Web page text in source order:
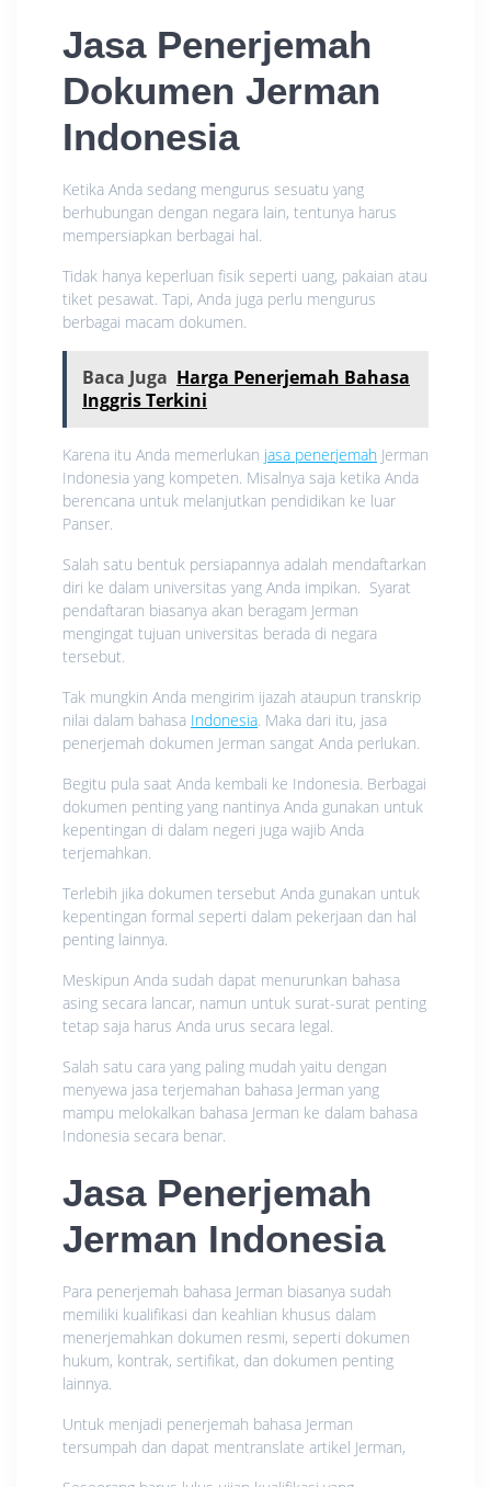
Jasa Penerjemah
Dokumen Jerman
Indonesia
Ketika Anda sedang mengurus sesuatu yang
berhubungan dengan negara lain, tentunya harus
mempersiapkan berbagai hal.
Tidak hanya keperluan fisik seperti uang, pakaian atau
tiket pesawat. Tapi, Anda juga perlu mengurus
berbagai macam dokumen.
Baca Juga Harga Penerjemah Bahasa
Inggris Terkini
Karena itu Anda memerlukan jasa penerjemah Jerman
Indonesia yang kompeten. Misalnya saja ketika Anda
berencana untuk melanjutkan pendidikan ke luar
Panser.
Salah satu bentuk persiapannya adalah mendaftarkan
diri ke dalam universitas yang Anda impikan. Syarat
pendaftaran biasanya akan beragam Jerman
mengingat tujuan universitas berada di negara
tersebut.
Tak mungkin Anda mengirim ijazah ataupun transkrip
nilai dalam bahasa Indonesia. Maka dari itu, jasa
penerjemah dokumen Jerman sangat Anda perlukan.
Begitu pula saat Anda kembali ke Indonesia. Berbagai
dokumen penting yang nantinya Anda gunakan untuk
kepentingan di dalam negeri juga wajib Anda
terjemahkan.
Terlebih jika dokumen tersebut Anda gunakan untuk
kepentingan formal seperti dalam pekerjaan dan hal
penting lainnya.
Meskipun Anda sudah dapat menurunkan bahasa
asing secara lancar, namun untuk surat-surat penting
tetap saja harus Anda urus secara legal.
Salah satu cara yang paling mudah yaitu dengan
menyewa jasa terjemahan bahasa Jerman yang
mampu melokalkan bahasa Jerman ke dalam bahasa
Indonesia secara benar.
Jasa Penerjemah
Jerman Indonesia
Para penerjemah bahasa Jerman biasanya sudah
memiliki kualifikasi dan keahlian khusus dalam
menerjemahkan dokumen resmi, seperti dokumen
hukum, kontrak, sertifikat, dan dokumen penting
lainnya.
Untuk menjadi penerjemah bahasa Jerman
tersumpah dan dapat mentranslate artikel Jerman,